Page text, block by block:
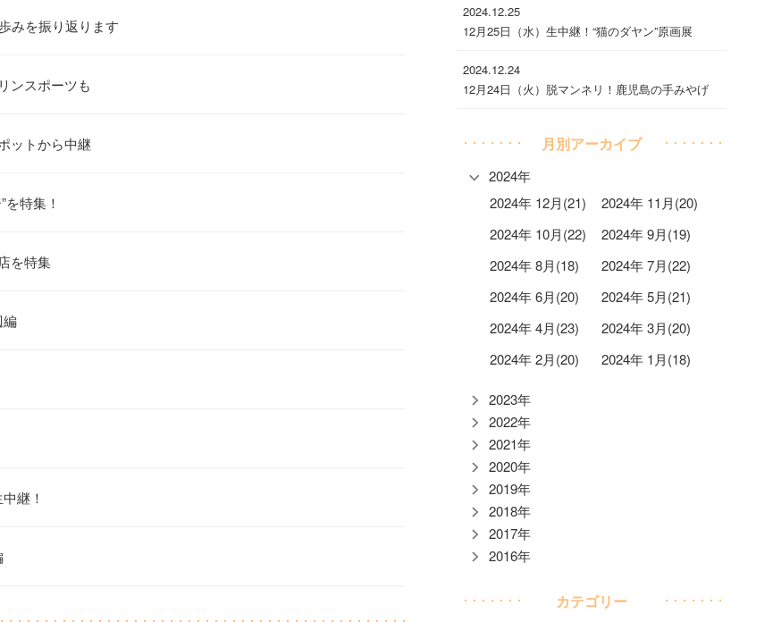
みを振り返ります
ンスポーツも
ットから中継
特集！
を特集
編
継！
2024.12.25
12月25日（水）生中継！“猫のダヤン”原画展
2024.12.24
12月24日（火）脱マンネリ！鹿児島の手みやげ
月別アーカイブ
2024年
2024年 12月(21)
2024年 11月(20)
2024年 10月(22)
2024年 9月(19)
2024年 8月(18)
2024年 7月(22)
2024年 6月(20)
2024年 5月(21)
2024年 4月(23)
2024年 3月(20)
2024年 2月(20)
2024年 1月(18)
2023年
2022年
2021年
2020年
2019年
2018年
2017年
2016年
カテゴリー